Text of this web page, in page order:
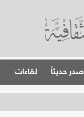
صدر حديثاً لقاءات